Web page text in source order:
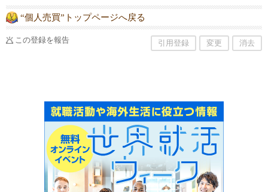
“個人売買”トップページへ戻る
この登録を報告 引用登録 変更 消去